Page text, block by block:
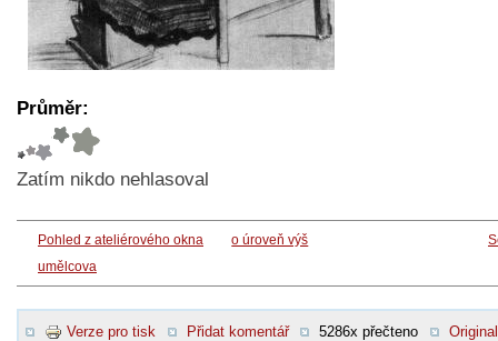
Průměr:
Zatím nikdo nehlasoval
Pohled z ateliérového okna
umělcova
o úroveň výš
Verze pro tisk Přidat komentář 5286x přečteno
Original